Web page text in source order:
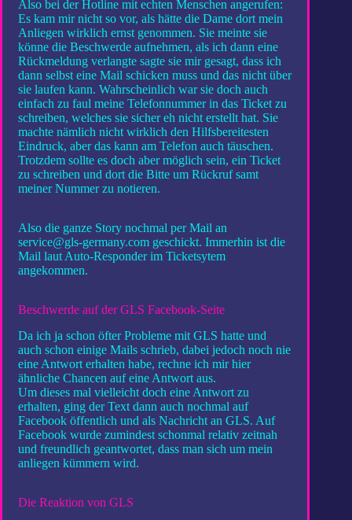
Also bei der Hotline mit echten Menschen angerufen:
Es kam mir nicht so vor, als hätte die Dame dort mein
Anliegen wirklich ernst genommen. Sie meinte sie
könne die Beschwerde aufnehmen, als ich dann eine
Rückmeldung verlangte sagte sie mir gesagt, dass ich
dann selbst eine Mail schicken muss und das nicht über
sie laufen kann. Wahrscheinlich war sie doch auch
einfach zu faul meine Telefonnummer in das Ticket zu
schreiben, welches sie sicher eh nicht erstellt hat. Sie
machte nämlich nicht wirklich den Hilfsbereitesten
Eindruck, aber das kann am Telefon auch täuschen.
Trotzdem sollte es doch aber möglich sein, ein Ticket
zu schreiben und dort die Bitte um Rückruf samt
meiner Nummer zu notieren.
Also die ganze Story nochmal per Mail an
service@gls-germany.com geschickt. Immerhin ist die
Mail laut Auto-Responder im Ticketsytem
angekommen.
Beschwerde auf der GLS Facebook-Seite
Da ich ja schon öfter Probleme mit GLS hatte und
auch schon einige Mails schrieb, dabei jedoch noch nie
eine Antwort erhalten habe, rechne ich mir hier
ähnliche Chancen auf eine Antwort aus.
Um dieses mal vielleicht doch eine Antwort zu
erhalten, ging der Text dann auch nochmal auf
Facebook öffentlich und als Nachricht an GLS. Auf
Facebook wurde zumindest schonmal relativ zeitnah
und freundlich geantwortet, dass man sich um mein
anliegen kümmern wird.
Die Reaktion von GLS